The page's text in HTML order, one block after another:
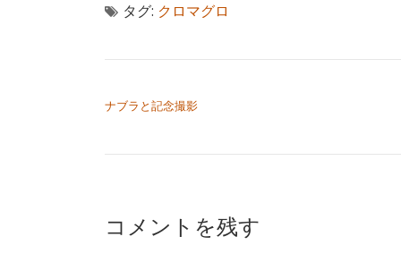
タグ: クロマグロ
ナブラと記念撮影
コメントを残す